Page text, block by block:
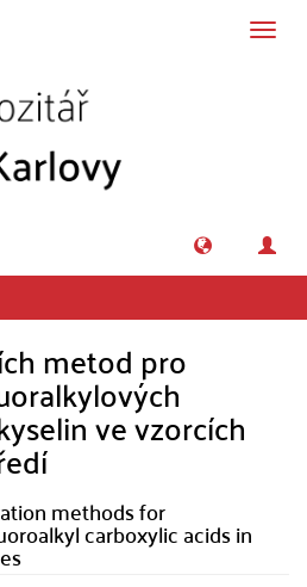
metod pro
ve vzorcích
methods for
carboxylic acids in